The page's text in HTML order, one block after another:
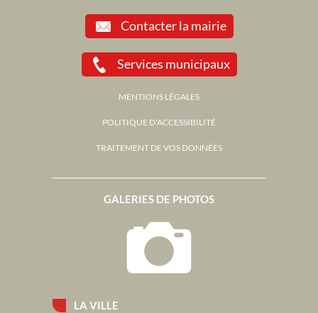
LA VILLE
GALERIES DE PHOTOS
Contacter la mairie
Services municipaux
MENTIONS LÉGALES
POLITIQUE D'ACCESSIBILITÉ
TRAITEMENT DE VOS DONNÉES